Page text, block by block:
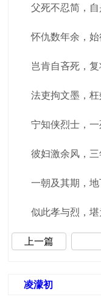
父死不忍简，自
怀仇数年余，始
岂肯自吝死，复
法吏拘文墨，枉
宁知侠烈士，一
彼妇激余风，三
一朝及其期，地
似此孝与烈，堪
上一篇
凌濛初